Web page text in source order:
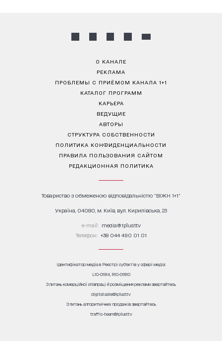
О КАНАЛЕ
РЕКЛАМА
ПРОБЛЕМЫ С ПРИЁМОМ КАНАЛА 1+1
КАТАЛОГ ПРОГРАММ
КАРЬЕРА
ВЕДУЩИЕ
АВТОРЫ
СТРУКТУРА СОБСТВЕННОСТИ
ПОЛИТИКА КОНФИДЕНЦИАЛЬНОСТИ
ПРАВИЛА ПОЛЬЗОВАНИЯ САЙТОМ
РЕДАКЦИОННАЯ ПОЛИТИКА
Товариство з обмеженою відповідальністю "ВІЖН 1+1"
Україна, 04080, м. Київ, вул. Кирилівська, 23
е-mail: media@1plus1.tv
Телефон: +38 044 490 01 01
Ідентифікатор медіа в Реєстрі суб’єктів у сфері медіа:
L10-01914, R10-01810
З питань комерційної співпраці й розміщення реклами звертайтесь
digital.sale@1plus1.tv
З питань алгоритмічних продажів звертайтесь
traffic-team@1plus1.tv